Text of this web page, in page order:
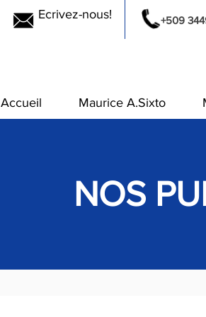
Accueil Maurice A.Sixto
+509
Ecrivez-nous!
NOS